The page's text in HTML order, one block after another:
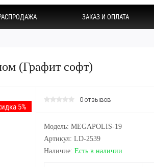
ЗАКАЗ И ОПЛАТА
(Графит софт)
5%
0 отзывов
Модель: MEGAPOLIS-19
Артикул: LD-2539
Наличие: Есть в наличии